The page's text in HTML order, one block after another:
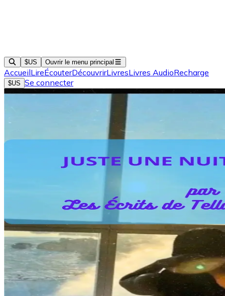
$US Ouvrir le menu principal
AccueilLireÉcouterDécouvrirLivresLivres AudioRecharge
$US Se connecter